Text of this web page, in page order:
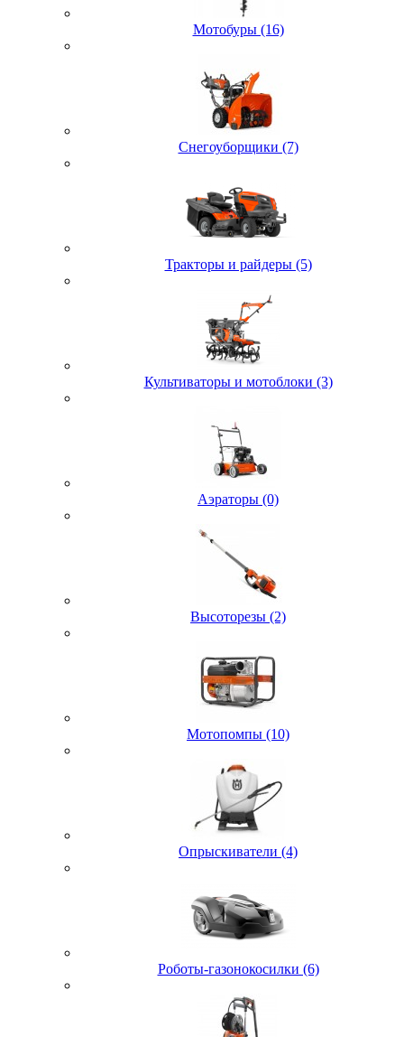
Мотобуры (16)
Снегоуборщики (7)
Тракторы и райдеры (5)
Культиваторы и мотоблоки (3)
Аэраторы (0)
Высоторезы (2)
Мотопомпы (10)
Опрыскиватели (4)
Роботы-газонокосилки (6)